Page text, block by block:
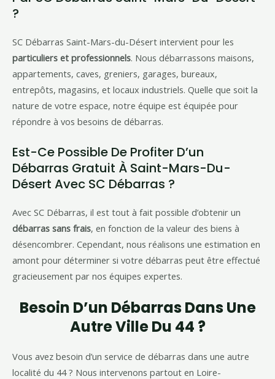
?
SC Débarras Saint-Mars-du-Désert intervient pour les
particuliers et professionnels. Nous débarrassons maisons,
appartements, caves, greniers, garages, bureaux,
entrepôts, magasins, et locaux industriels. Quelle que soit la
nature de votre espace, notre équipe est équipée pour
répondre à vos besoins de débarras.
Est-Ce Possible De Profiter D’un
Débarras Gratuit À Saint-Mars-Du-
Désert Avec SC Débarras ?
Avec SC Débarras, il est tout à fait possible d’obtenir un
débarras sans frais, en fonction de la valeur des biens à
désencombrer. Cependant, nous réalisons une estimation en
amont pour déterminer si votre débarras peut être effectué
gracieusement par nos équipes expertes.
Besoin D’un Débarras Dans Une
Autre Ville Du 44 ?
Vous avez besoin d’un service de débarras dans une autre
localité du 44 ? Nous intervenons partout en Loire-